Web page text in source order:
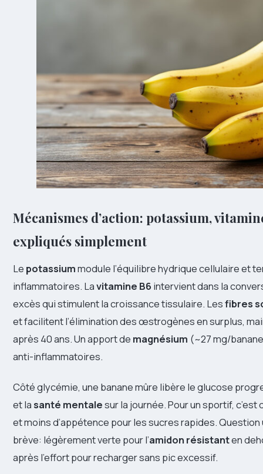
Mécanismes d’action: potassium,
expliqués simplement
Le potassiummodule l’équilibre hydrique cellulaire et
inflammatoires. Lavitamine B6 intervient dans la
excès qui stimulent la croissance tissulaire. Lesfibres
et facilitent l’élimination des œstrogènes en surplus,
après 40 ans. Un apport de magnésium (~27 mg/
anti-inflammatoires.
Côté glycémie, une banane mûre libère le glucose
et lasanté mentalesur la journée. Pour un sportif,
et moins d’appétence pour les sucres rapides.
brève: légèrement verte pour l’amidon résistanten
après l’effort pour recharger sans pic excessif.